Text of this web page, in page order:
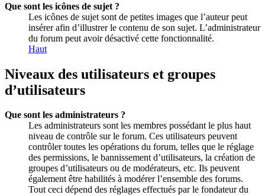
Que sont les icônes de sujet ?
Les icônes de sujet sont de petites images que l’auteur peut
insérer afin d’illustrer le contenu de son sujet. L’administrateur
du forum peut avoir désactivé cette fonctionnalité.
Haut
Niveaux des utilisateurs et groupes
d’utilisateurs
Que sont les administrateurs ?
Les administrateurs sont les membres possédant le plus haut
niveau de contrôle sur le forum. Ces utilisateurs peuvent
contrôler toutes les opérations du forum, telles que le réglage
des permissions, le bannissement d’utilisateurs, la création de
groupes d’utilisateurs ou de modérateurs, etc. Ils peuvent
également être habilités à modérer l’ensemble des forums.
Tout ceci dépend des réglages effectués par le fondateur du